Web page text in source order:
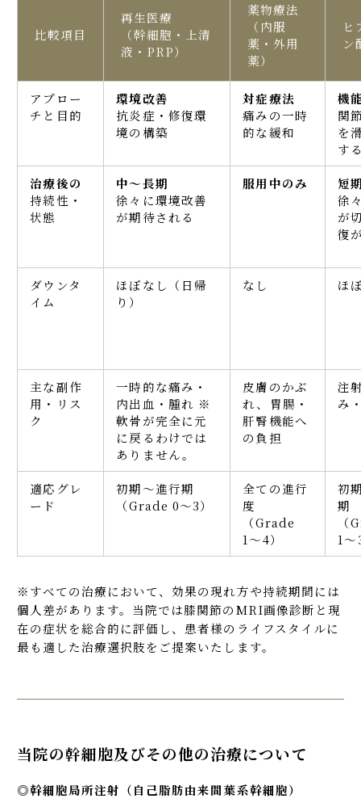
比較項目
再生医療
（幹細胞・上清
液・PRP）
薬物療法
（内服
薬・外用
薬）
ヒ
ン
アプロー
チと目的
環境改善
抗炎症・修復環
境の構築
対症療法
痛みの一時
的な緩和
機
関
を
す
治療後の
持続性・
状態
中〜長期
徐々に環境改善
が期待される
服用中のみ
短
徐
が
復
ダウンタ
イム
ほぼなし（日帰
り）
なし ほ
主な副作
用・リス
ク
一時的な痛み・
内出血・腫れ ※
軟骨が完全に元
に戻るわけでは
ありません。
皮膚のかぶ
れ、胃腸・
肝腎機能へ
の負担
注
み
適応グレ
ード
初期〜進行期
（Grade 0〜3）
全ての進行
度
（Grade
1〜4）
初
期
（
1〜
※すべての治療において、効果の現れ方や持続期間には
個人差があります。当院では膝関節のMRI画像診断と現
在の症状を総合的に評価し、患者様のライフスタイルに
最も適した治療選択肢をご提案いたします。
当院の幹細胞及びその他の治療について
◎幹細胞局所注射（自己脂肪由来間葉系幹細胞）